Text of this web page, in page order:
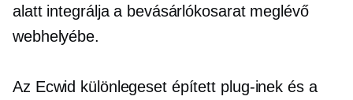
alatt integrálja a bevásárlókosarat meglévő
webhelyébe.
Az Ecwid különlegeset épített plug-inek és a